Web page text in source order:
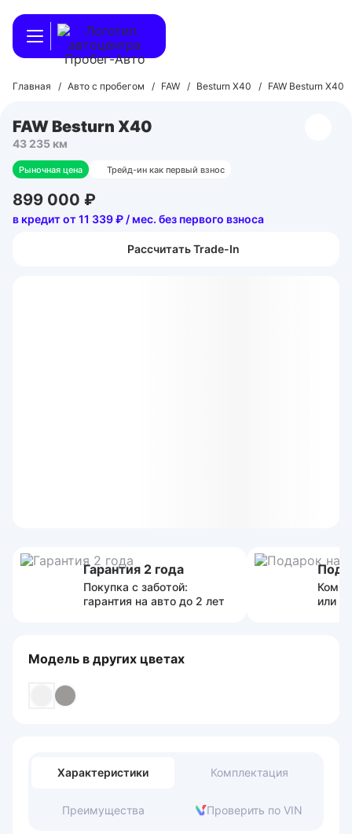
Главная / Авто с пробегом / FAW / Besturn X40 / FAW Besturn X40
FAW Besturn X40
43 235 км
Рыночная цена Трейд-ин как первый взнос
899 000 ₽
в кредит от 11 339 ₽ / мес. без первого взноса
Рассчитать Trade-In
Гарантия 2 года
Покупка с заботой:
гарантия на авто до 2 лет
или
Модель в других цветах
Характеристики Комплектация
Преимущества Проверить по VIN